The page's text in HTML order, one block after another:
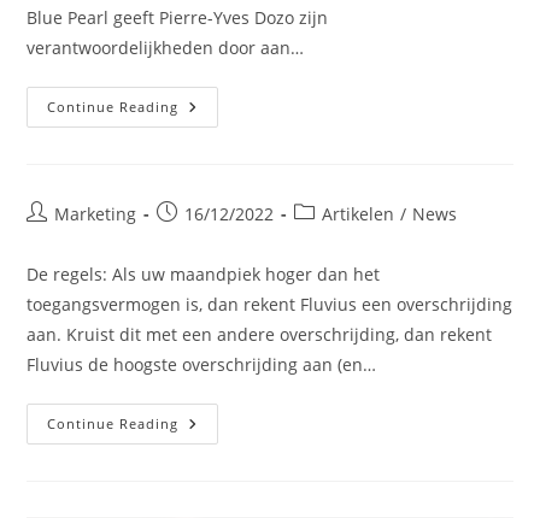
Blue Pearl geeft Pierre-Yves Dozo zijn
verantwoordelijkheden door aan…
Continue Reading Benoit
Haesebrouck
Van
Coretec
PostMarketing
Post16/12/2022
PostArtikelen / News
De regels: Als uw maandpiek hoger dan het
toegangsvermogen is, dan rekent Fluvius een overschrijding
aan. Kruist dit met een andere overschrijding, dan rekent
Fluvius de hoogste overschrijding aan (en…
Continue Reading Fluvius
–